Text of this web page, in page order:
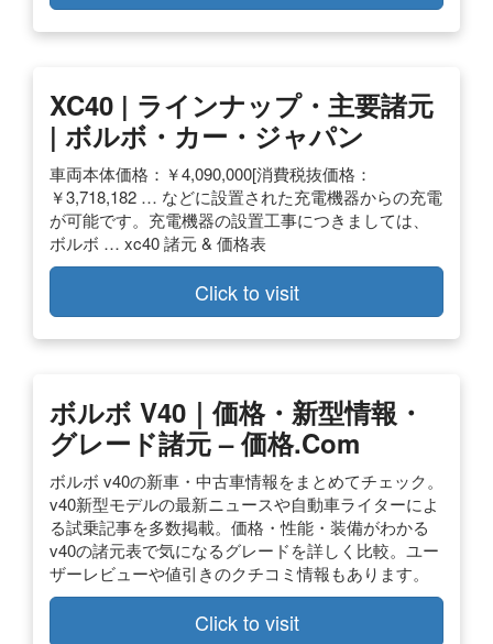
XC40 | ラインナップ・主要諸元
| ボルボ・カー・ジャパン
車両本体価格：￥4,090,000[消費税抜価格：
￥3,718,182 … などに設置された充電機器からの充電
が可能です。充電機器の設置工事につきましては、
ボルボ … xc40 諸元 & 価格表
Click to visit
ボルボ V40｜価格・新型情報・
グレード諸元 – 価格.com
ボルボ v40の新車・中古車情報をまとめてチェック。
v40新型モデルの最新ニュースや自動車ライターによ
る試乗記事を多数掲載。価格・性能・装備がわかる
v40の諸元表で気になるグレードを詳しく比較。ユー
ザーレビューや値引きのクチコミ情報もあります。
Click to visit